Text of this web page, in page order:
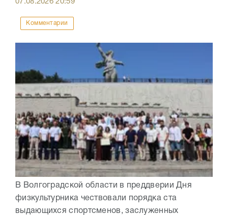
07.08.202620:59
Комментарии
В Волгоградской области в преддверии Дня
физкультурника чествовали порядка ста
выдающихся спортсменов, заслуженных